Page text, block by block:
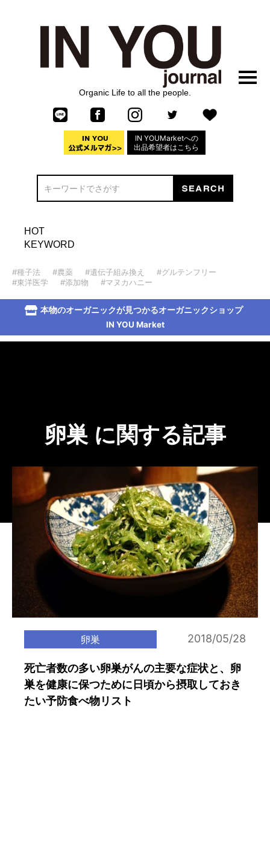
Organic Life to all the people.
IN YOUMarketへの
出品希望者はこちら
HOT
KEYWORD
#種子法 #農薬 #遺伝子組み換え
#グルテンフリー
#東洋医学
#添加物 #マヌカハニー
本物のオーガニックが見つかるオーガニックショップ
IN YOU Market
卵巣 に関する記事
卵巣 2018/05/28
死亡者数の多い卵巣がんの主要な症状と、卵
巣を健康に保つために日頃から摂取しておき
たい予防食べ物リスト